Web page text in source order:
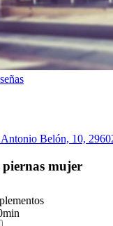
Belón, 10,
piernas mujer